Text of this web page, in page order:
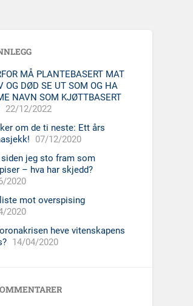
MÅ PLANTEBASERT MAT
OG DØD SE UT SOM OG HA
NAVN SOM KJØTTBASERT
22/12/2022
om de ti neste: Ett års
07/12/2020
siden jeg sto fram som
– hva har skjedd?
2020
mot overspising
2020
heve vitenskapens
14/04/2020